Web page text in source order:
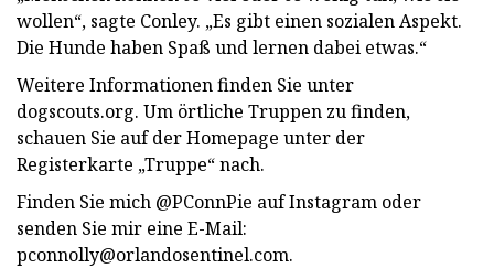
wollen“, sagte Conley. „Es gibt einen sozialen Aspekt.
Die Hunde haben Spaß und lernen dabei etwas.“
Weitere Informationen finden Sie unter
dogscouts.org. Um örtliche Truppen zu finden,
schauen Sie auf der Homepage unter der
Registerkarte „Truppe“ nach.
Finden Sie mich @PConnPie auf Instagram oder
senden Sie mir eine E-Mail:
pconnolly@orlandosentinel.com.